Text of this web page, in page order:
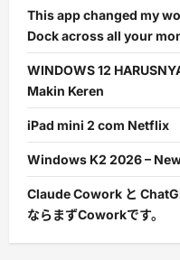
This app changed my
Dock across all your
WINDOWS 12
Makin Keren
iPad mini 2 com Netflix
Windows K2 2026 –
Claude Cowork と
ならまずCoworkです。